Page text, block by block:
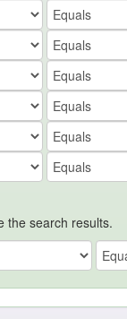
the search results.